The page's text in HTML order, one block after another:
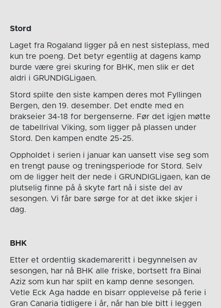
Stord
Laget fra Rogaland ligger på en nest sisteplass, med
kun tre poeng. Det betyr egentlig at dagens kamp
burde være grei skuring for BHK, men slik er det
aldri i GRUNDIGLigaen.
Stord spilte den siste kampen deres mot Fyllingen
Bergen, den 19. desember. Det endte med en
brakseier 34-18 for bergenserne. Før det igjen møtte
de tabellrival Viking, som ligger på plassen under
Stord. Den kampen endte 25-25.
Oppholdet i serien i januar kan uansett vise seg som
en trengt pause og treningsperiode for Stord. Selv
om de ligger helt der nede i GRUNDIGLigaen, kan de
plutselig finne på å skyte fart nå i siste del av
sesongen. Vi får bare sørge for at det ikke skjer i
dag.
BHK
Etter et ordentlig skademareritt i begynnelsen av
sesongen, har nå BHK alle friske, bortsett fra Binai
Aziz som kun har spilt en kamp denne sesongen.
Vetle Eck Aga hadde en bisarr opplevelse på ferie i
Gran Canaria tidligere i år, når han ble bitt i leggen